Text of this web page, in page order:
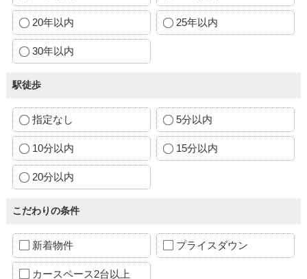
20年以内 25年以内
30年以内
駅徒歩
指定なし 5分以内
10分以内 15分以内
20分以内
こだわりの条件
新着物件 プライスダウン
カースペース2台以上